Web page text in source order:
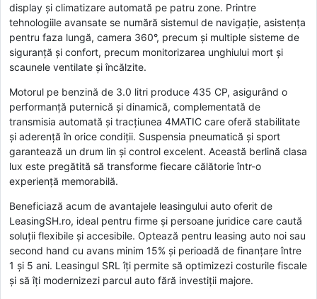
display și climatizare automată pe patru zone. Printre
tehnologiile avansate se numără sistemul de navigație, asistența
pentru faza lungă, camera 360°, precum și multiple sisteme de
siguranță și confort, precum monitorizarea unghiului mort și
scaunele ventilate și încălzite.
Motorul pe benzină de 3.0 litri produce 435 CP, asigurând o
performanță puternică și dinamică, complementată de
transmisia automată și tracțiunea 4MATIC care oferă stabilitate
și aderență în orice condiții. Suspensia pneumatică și sport
garantează un drum lin și control excelent. Această berlină clasa
lux este pregătită să transforme fiecare călătorie într-o
experiență memorabilă.
Beneficiază acum de avantajele leasingului auto oferit de
LeasingSH.ro, ideal pentru firme și persoane juridice care caută
soluții flexibile și accesibile. Optează pentru leasing auto noi sau
second hand cu avans minim 15% și perioadă de finanțare între
1 și 5 ani. Leasingul SRL îți permite să optimizezi costurile fiscale
și să îți modernizezi parcul auto fără investiții majore.